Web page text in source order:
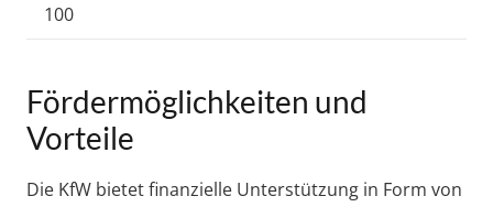
100
Fördermöglichkeiten und
Vorteile
Die KfW bietet finanzielle Unterstützung in Form von